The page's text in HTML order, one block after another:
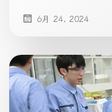
6月 24, 2024